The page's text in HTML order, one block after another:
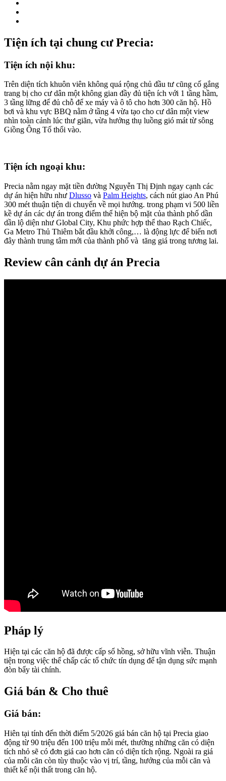
Tiện ích tại chung cư Precia:
Tiện ích nội khu:
Trên diện tích khuôn viên không quá rộng chủ đầu tư cũng cố gắng
trang bị cho cư dân một không gian đầy đủ tiện ích với 1 tầng hầm,
3 tầng lững để đủ chỗ để xe máy và ô tô cho hơn 300 căn hộ. Hồ
bơi và khu vực BBQ nằm ở tầng 4 vừa tạo cho cư dân một view
nhìn toàn cảnh lúc thư giãn, vừa hưởng thụ luồng gió mát từ sông
Giồng Ông Tố thổi vào.
Tiện ích ngoại khu:
Precia nằm ngay mặt tiền đường Nguyễn Thị Định ngay cạnh các
dự án hiện hữu như Dlusso và Palm Heights, cách nút giao An Phú
300 mét thuận tiện di chuyển về mọi hướng. trong phạm vi 500 liền
kề dự án các dự án trong điểm thể hiện bộ mặt của thành phố dần
dần lộ diện như Global City, Khu phức hợp thể thao Rạch Chiếc,
Ga Metro Thủ Thiêm bắt đầu khởi công,… là động lực để biến nơi
đây thành trung tâm mới của thành phố và tăng giá trong tương lai.
Review cân cảnh dự án Precia
Pháp lý
Hiện tại các căn hộ đã được cấp sổ hồng, sở hữu vĩnh viễn. Thuận
tiện trong việc thế chấp các tổ chức tín dụng để tận dụng sức mạnh
đòn bẩy tài chính.
Giá bán & Cho thuê
Giá bán:
Hiên tại tính đến thời điểm 5/2026 giá bán căn hộ tại Precia giao
động từ 90 triệu đến 100 triệu mỗi mét, thường những căn có diện
tích nhỏ sẽ có đơn giá cao hơn căn có diện tích rộng. Ngoài ra giá
của mỗi căn còn tùy thuộc vào vị trí, tầng, hướng của mỗi căn và
thiết kế nội thất trong căn hộ.